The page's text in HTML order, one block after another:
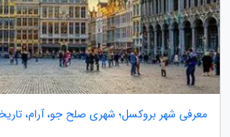
معرفی شهر بروکسل؛ شهری صلح جو، آرام،